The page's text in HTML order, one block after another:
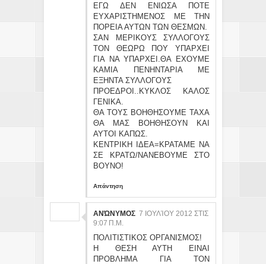
ΕΓΩ ΔΕΝ ΕΝΙΩΣΑ ΠΟΤΕ
ΕΥΧΑΡΙΣΤΗΜΕΝΟΣ ΜΕ ΤΗΝ
ΠΟΡΕΙΑ ΑΥΤΩΝ ΤΩΝ ΘΕΣΜΩΝ.
ΣΑΝ ΜΕΡΙΚΟΥΣ ΣΥΛΛΟΓΟΥΣ
ΤΟΝ ΘΕΩΡΩ ΠΟΥ ΥΠΑΡΧΕΙ
ΓΙΑ ΝΑ ΥΠΑΡΧΕΙ.ΘΑ ΕΧΟΥΜΕ
ΚΑΜΙΑ ΠΕΝΗΝΤΑΡΙΑ ΜΕ
ΕΞΗΝΤΑ ΣΥΛΛΟΓΟΥΣ
ΠΡΟΕΔΡΟΙ..ΚΥΚΛΟΣ ΚΑΛΟΣ
ΓΕΝΙΚΑ.
ΘΑ ΤΟΥΣ ΒΟΗΘΗΣΟΥΜΕ ΤΑΧΑ
ΘΑ ΜΑΣ ΒΟΗΘΗΣΟΥΝ ΚΑΙ
ΑΥΤΟΙ ΚΑΠΩΣ.
ΚΕΝΤΡΙΚΗ ΙΔΕΑ=ΚΡΑΤΑΜΕ ΝΑ
ΣΕ ΚΡΑΤΩ/ΝΑΝΕΒΟΥΜΕ ΣΤΟ
ΒΟΥΝΟ!
Απάντηση
ΑΝΏΝΥΜΟΣ 7 ΙΟΥΛΊΟΥ 2012 ΣΤΙΣ
9:07 Π.Μ.
ΠΟΛΙΤΙΣΤΙΚΟΣ ΟΡΓΑΝΙΣΜΟΣ!
Η ΘΕΣΗ ΑΥΤΗ ΕΙΝΑΙ
ΠΡΟΒΛΗΜΑ ΓΙΑ ΤΟΝ